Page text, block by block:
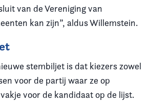
van de Vereniging van
kan zijn”, aldus Willemstein.
stembiljet is dat kiezers zowel
voor de partij waar ze op
voor de kandidaat op de lijst.